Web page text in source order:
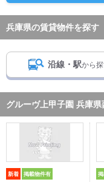
兵庫県の賃貸物件を探す
沿線・駅から
グルーヴ上甲子園 兵庫
新着 掲載物件有